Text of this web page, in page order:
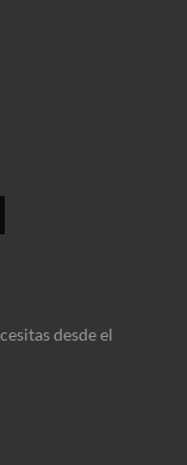
desde el